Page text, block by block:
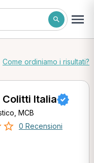
Come ordiniamo i risultati?
Colitti Italia
MCB
0 Recensioni